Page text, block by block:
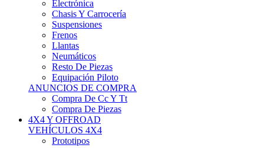
4x4 De Calle
PIEZAS PARA 4X4
Mecánica
Carrocería
Suspensiones
Llantas
Neumáticos
ANUNCIOS DE COMPRA
Compra De 4x4
Compra De Piezas
MOTOS
MOTOS
Motos De Circuito